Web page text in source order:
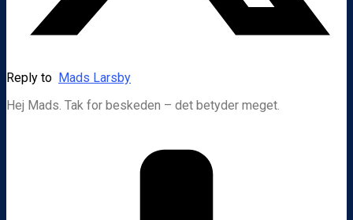
Reply to Mads Larsby
Hej Mads. Tak for beskeden – det betyder meget.